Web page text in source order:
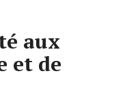
aux
et de